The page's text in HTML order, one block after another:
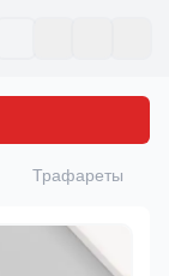
Трафареты